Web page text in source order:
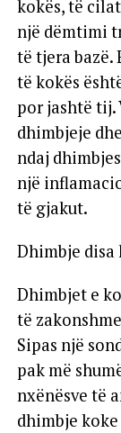
kokës, të
një dëmtimi
të tjera bazë.
të kokës
por jashtë tij.
dhimbjeje
ndaj
një
të gjakut.
Dhimbje disa
Dhimbjet e
të
Sipas një
pak më
nxënësve të
dhimbje